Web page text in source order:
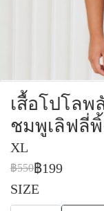
เสื้อโปโลพ
ชมพูเลิฟลี่
XL
฿550฿199
SIZE